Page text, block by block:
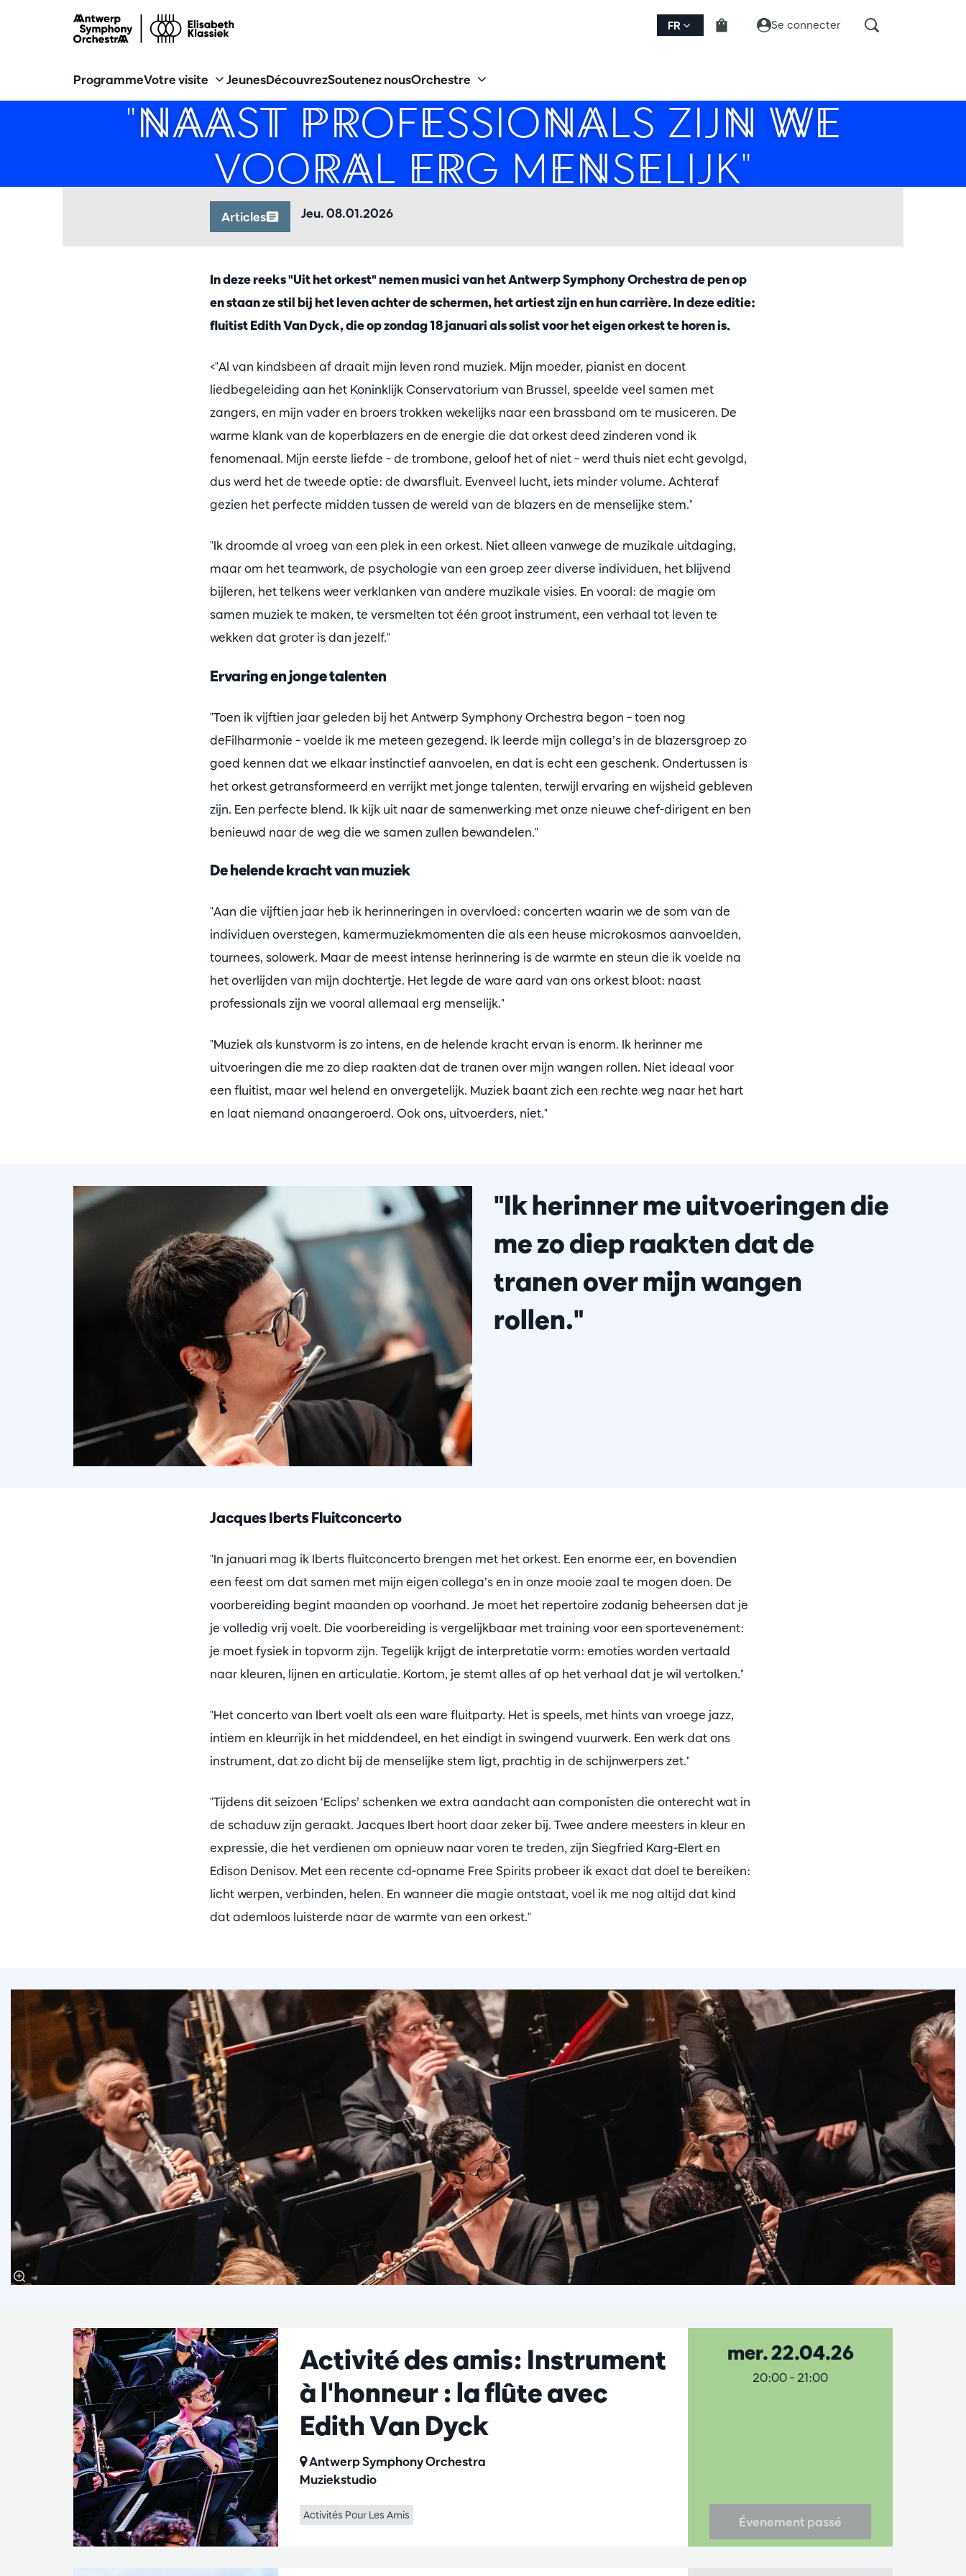
FR Se connecter
ProgrammeVotre visite JeunesDécouvrezSoutenez nousOrchestre
"NAAST PROFESSIONALS ZIJN WE
VOORAL ERG MENSELIJK"
Articles Jeu. 08.01.2026
In deze reeks "Uit het orkest" nemen musici van het Antwerp Symphony Orchestra de pen op
en staan ze stil bij het leven achter de schermen, het artiest zijn en hun carrière. In deze editie:
fluitist Edith Van Dyck, die op zondag 18 januari als solist voor het eigen orkest te horen is.
<"Al van kindsbeen af draait mijn leven rond muziek. Mijn moeder, pianist en docent
liedbegeleiding aan het Koninklijk Conservatorium van Brussel, speelde veel samen met
zangers, en mijn vader en broers trokken wekelijks naar een brassband om te musiceren. De
warme klank van de koperblazers en de energie die dat orkest deed zinderen vond ik
fenomenaal. Mijn eerste liefde – de trombone, geloof het of niet – werd thuis niet echt gevolgd,
dus werd het de tweede optie: de dwarsfluit. Evenveel lucht, iets minder volume. Achteraf
gezien het perfecte midden tussen de wereld van de blazers en de menselijke stem."
"Ik droomde al vroeg van een plek in een orkest. Niet alleen vanwege de muzikale uitdaging,
maar om het teamwork, de psychologie van een groep zeer diverse individuen, het blijvend
bijleren, het telkens weer verklanken van andere muzikale visies. En vooral: de magie om
samen muziek te maken, te versmelten tot één groot instrument, een verhaal tot leven te
wekken dat groter is dan jezelf."
Ervaring en jonge talenten
"Toen ik vijftien jaar geleden bij het Antwerp Symphony Orchestra begon – toen nog
deFilharmonie – voelde ik me meteen gezegend. Ik leerde mijn collega’s in de blazersgroep zo
goed kennen dat we elkaar instinctief aanvoelen, en dat is echt een geschenk. Ondertussen is
het orkest getransformeerd en verrijkt met jonge talenten, terwijl ervaring en wijsheid gebleven
zijn. Een perfecte blend. Ik kijk uit naar de samenwerking met onze nieuwe chef-dirigent en ben
benieuwd naar de weg die we samen zullen bewandelen."
De helende kracht van muziek
"Aan die vijftien jaar heb ik herinneringen in overvloed: concerten waarin we de som van de
individuen overstegen, kamermuziekmomenten die als een heuse microkosmos aanvoelden,
tournees, solowerk. Maar de meest intense herinnering is de warmte en steun die ik voelde na
het overlijden van mijn dochtertje. Het legde de ware aard van ons orkest bloot: naast
professionals zijn we vooral allemaal erg menselijk."
"Muziek als kunstvorm is zo intens, en de helende kracht ervan is enorm. Ik herinner me
uitvoeringen die me zo diep raakten dat de tranen over mijn wangen rollen. Niet ideaal voor
een fluitist, maar wel helend en onvergetelijk. Muziek baant zich een rechte weg naar het hart
en laat niemand onaangeroerd. Ook ons, uitvoerders, niet."
"Ik herinner me uitvoeringen die
me zo diep raakten dat de
tranen over mijn wangen
rollen."
Jacques Iberts Fluitconcerto
"In januari mag ik Iberts fluitconcerto brengen met het orkest. Een enorme eer, en bovendien
een feest om dat samen met mijn eigen collega’s en in onze mooie zaal te mogen doen. De
voorbereiding begint maanden op voorhand. Je moet het repertoire zodanig beheersen dat je
je volledig vrij voelt. Die voorbereiding is vergelijkbaar met training voor een sportevenement:
je moet fysiek in topvorm zijn. Tegelijk krijgt de interpretatie vorm: emoties worden vertaald
naar kleuren, lijnen en articulatie. Kortom, je stemt alles af op het verhaal dat je wil vertolken."
"Het concerto van Ibert voelt als een ware fluitparty. Het is speels, met hints van vroege jazz,
intiem en kleurrijk in het middendeel, en het eindigt in swingend vuurwerk. Een werk dat ons
instrument, dat zo dicht bij de menselijke stem ligt, prachtig in de schijnwerpers zet."
"Tijdens dit seizoen ‘Eclips’ schenken we extra aandacht aan componisten die onterecht wat in
de schaduw zijn geraakt. Jacques Ibert hoort daar zeker bij. Twee andere meesters in kleur en
expressie, die het verdienen om opnieuw naar voren te treden, zijn Siegfried Karg-Elert en
Edison Denisov. Met een recente cd-opname Free Spirits probeer ik exact dat doel te bereiken:
licht werpen, verbinden, helen. En wanneer die magie ontstaat, voel ik me nog altijd dat kind
dat ademloos luisterde naar de warmte van een orkest."
Activité des amis: Instrument
à l'honneur : la flûte avec
Edith Van Dyck
Antwerp Symphony Orchestra
Muziekstudio
Activités Pour Les Amis
mer. 22.04.26
20:00- 21:00
Évenement passé